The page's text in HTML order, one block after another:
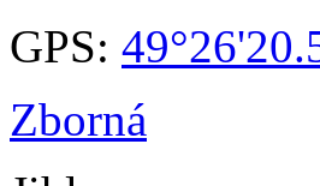
GPS:
Zborná